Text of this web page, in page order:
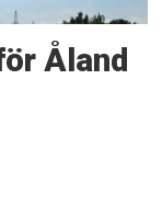
Åland